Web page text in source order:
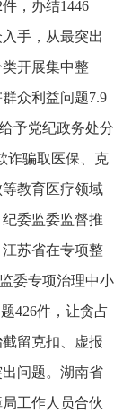
，办结1446
手，从最突出
开展集中整
众利益问题7.9
予党纪政务处分
诈骗取医保、克
教育医疗领域
委监委监督推
苏省在专项整
委专项治理中小
426件，让贪占
留克扣、虚报
问题。湖南省
工作人员合伙